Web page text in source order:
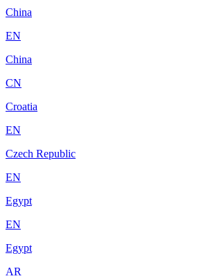
China
EN
China
CN
Croatia
EN
Czech Republic
EN
Egypt
EN
Egypt
AR